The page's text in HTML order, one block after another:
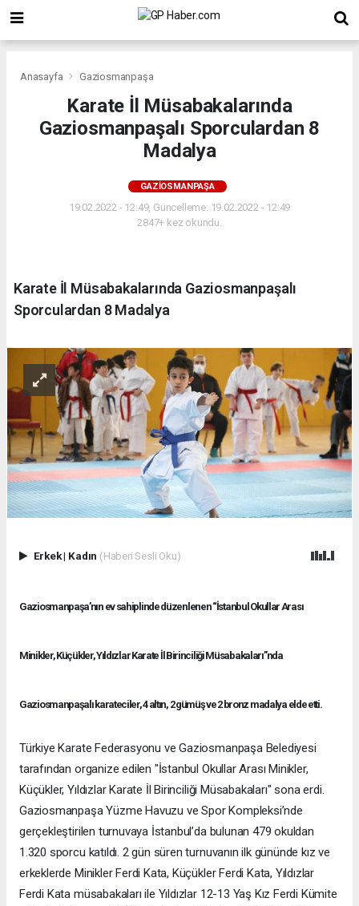
Anasayfa Gaziosmanpaşa
Karate İl Müsabakalarında
Gaziosmanpaşalı Sporculardan 8
Madalya
GAZIOSMANPAŞA
19.02.2022 - 12:49, Güncelleme: 19.02.2022 - 12:49
2847+ kez okundu.
Karate İl Müsabakalarında Gaziosmanpaşalı
Sporculardan 8 Madalya
Erkek| Kadın (Haberi Sesli Oku)
Gaziosmanpaşa’nın ev sahiplinde düzenlenen “İstanbul Okullar Arası
Minikler, Küçükler, Yıldızlar Karate İl Birinciliği Müsabakaları”nda
Gaziosmanpaşalı karateciler, 4 altın, 2 gümüş ve 2 bronz madalya elde etti.
Türkiye Karate Federasyonu ve Gaziosmanpaşa Belediyesi
tarafından organize edilen "İstanbul Okullar Arası Minikler,
Küçükler, Yıldızlar Karate İl Birinciliği Müsabakaları" sona erdi.
Gaziosmanpaşa Yüzme Havuzu ve Spor Kompleksi’nde
gerçekleştirilen turnuvaya İstanbul’da bulunan 479 okuldan
1.320 sporcu katıldı. 2 gün süren turnuvanın ilk gününde kız ve
erkeklerde Minikler Ferdi Kata, Küçükler Ferdi Kata, Yıldızlar
Ferdi Kata müsabakaları ile Yıldızlar 12-13 Yaş Kız Ferdi Kümite